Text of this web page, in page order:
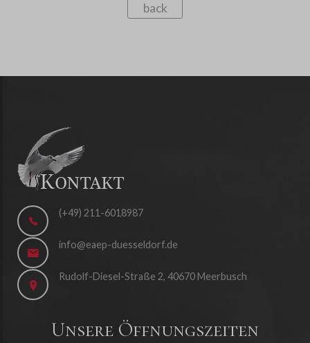
back
(+49) 211-6018987
info@eaep-duesseldorf.de
Rudolf-Diesel-Straße 2, 40670 Meerbusch
Unsere Öffnungszeiten